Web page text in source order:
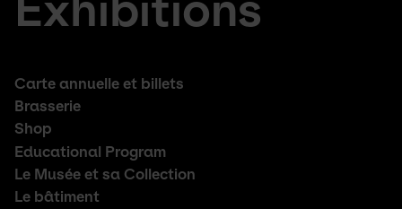
Footer
middle
Carte annuelle et billets
Brasserie
Shop
Educational Program
Le Musée et sa Collection
Le bâtiment